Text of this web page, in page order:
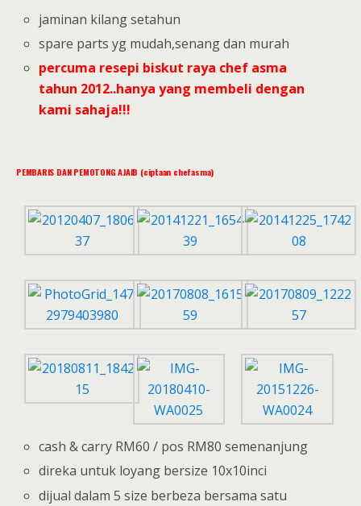
jaminan kilang setahun
spare parts yg mudah,senang dan murah
percuma resepi biskut raya chef asma
tahun 2012..hanya yang membeli dengan
kami sahaja!!!
PEMBARIS DAN PEMOTONG AJAIB (ciptaan chefasma)
cash & carry RM60 / pos RM80 semenanjung
direka untuk loyang bersize 10x10inci
dijual dalam 5 size berbeza bersama satu